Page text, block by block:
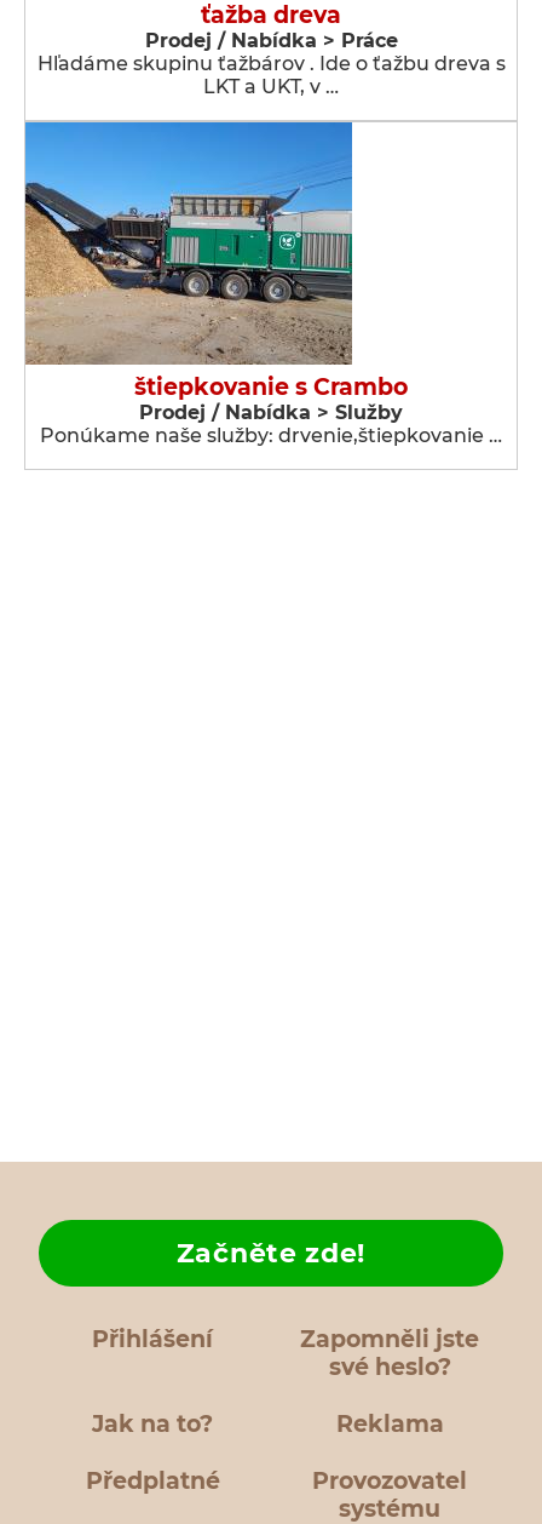
ťažba dreva
Prodej / Nabídka > Práce
Hľadáme skupinu ťažbárov . Ide o ťažbu dreva s
LKT a UKT, v …
štiepkovanie s Crambo
Prodej / Nabídka > Služby
Ponúkame naše služby: drvenie,štiepkovanie …
Přihlášení
Zapomněli jste
své heslo?
Jak na to?
Začněte zde!
Reklama
Předplatné
Provozovatel
systému